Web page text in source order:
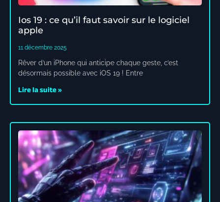
Ios 19 : ce qu’il faut savoir sur le logiciel
apple
11 décembre 2025
Rêver d’un iPhone qui anticipe chaque geste, c’est
désormais possible avec iOS 19 ! Entre
Lire la suite »